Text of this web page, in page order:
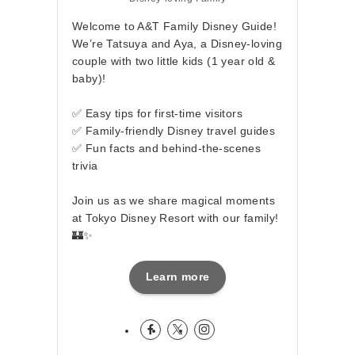
Welcome to A&T Family Disney Guide!
We’re Tatsuya and Aya, a Disney-loving
couple with two little kids (1 year old &
baby)!
✅ Easy tips for first-time visitors
✅ Family-friendly Disney travel guides
✅ Fun facts and behind-the-scenes
trivia
Join us as we share magical moments
at Tokyo Disney Resort with our family!
🏰✨
Learn more